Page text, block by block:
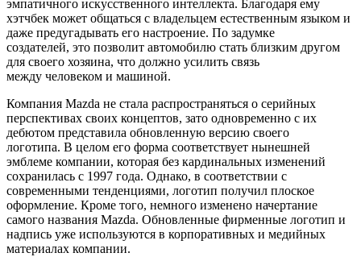
эмпатичного искусственного интеллекта. Благодаря ему
хэтчбек может общаться с владельцем естественным языком и
даже предугадывать его настроение. По задумке
создателей, это позволит автомобилю стать близким другом
для своего хозяина, что должно усилить связь
между человеком и машиной.
Компания Mazda не стала распространяться о серийных
перспективах своих концептов, зато одновременно с их
дебютом представила обновленную версию своего
логотипа. В целом его форма соответствует нынешней
эмблеме компании, которая без кардинальных изменений
сохранилась с 1997 года. Однако, в соответствии с
современными тенденциями, логотип получил плоское
оформление. Кроме того, немного изменено начертание
самого названия Mazda. Обновленные фирменные логотип и
надпись уже используются в корпоративных и медийных
материалах компании.